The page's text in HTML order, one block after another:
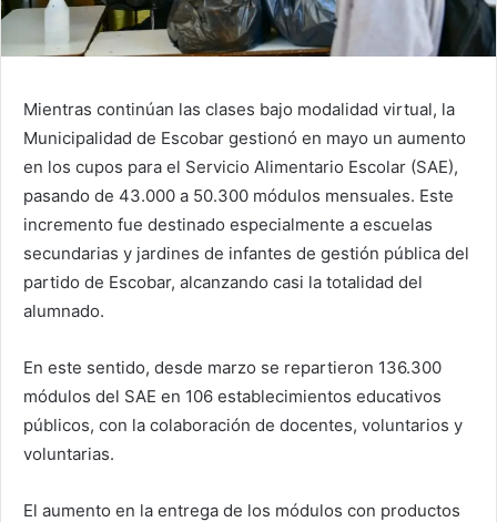
Mientras continúan las clases bajo modalidad virtual, la
Municipalidad de Escobar gestionó en mayo un aumento
en los cupos para el Servicio Alimentario Escolar (SAE),
pasando de 43.000 a 50.300 módulos mensuales. Este
incremento fue destinado especialmente a escuelas
secundarias y jardines de infantes de gestión pública del
partido de Escobar, alcanzando casi la totalidad del
alumnado.
En este sentido, desde marzo se repartieron 136.300
módulos del SAE en 106 establecimientos educativos
públicos, con la colaboración de docentes, voluntarios y
voluntarias.
El aumento en la entrega de los módulos con productos